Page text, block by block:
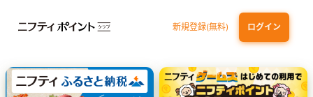
新規登録(無料) ログイン
dカード GOLD 三井住友カード ゴールド（NL）（家族カード発行）
【実質初月無料】DMM | Disney+(ディズニープラス) セットプラン